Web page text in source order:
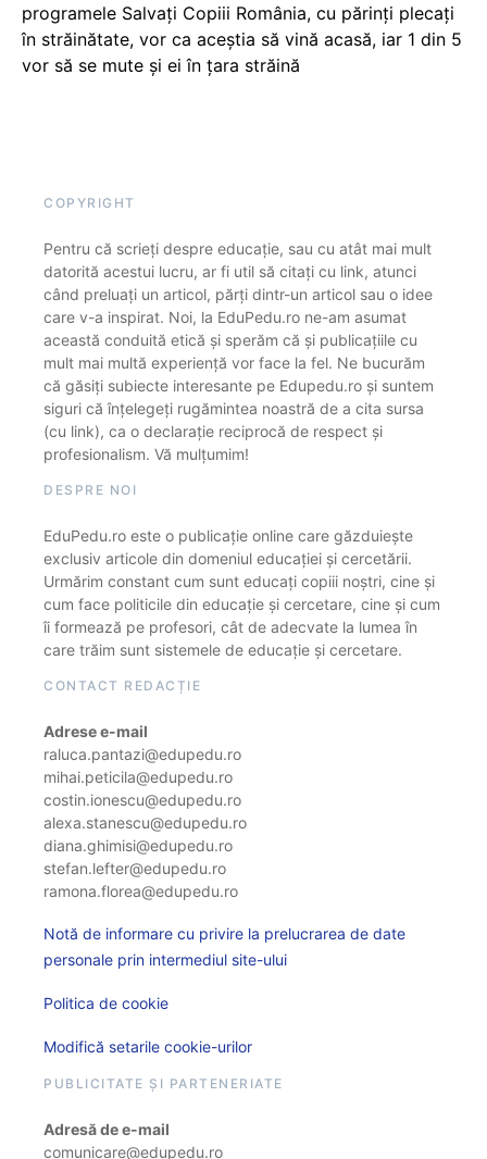
programele Salvați Copiii România, cu părinți plecați
în străinătate, vor ca aceștia să vină acasă, iar 1 din 5
vor să se mute și ei în țara străină
COPYRIGHT
Pentru că scrieți despre educație, sau cu atât mai mult
datorită acestui lucru, ar fi util să citați cu link, atunci
când preluați un articol, părți dintr-un articol sau o idee
care v-a inspirat. Noi, la EduPedu.ro ne-am asumat
această conduită etică și sperăm că și publicațiile cu
mult mai multă experiență vor face la fel. Ne bucurăm
că găsiți subiecte interesante pe Edupedu.ro și suntem
siguri că înțelegeți rugămintea noastră de a cita sursa
(cu link), ca o declarație reciprocă de respect și
profesionalism. Vă mulțumim!
DESPRE NOI
EduPedu.ro este o publicație online care găzduiește
exclusiv articole din domeniul educației și cercetării.
Urmărim constant cum sunt educați copiii noștri, cine și
cum face politicile din educație și cercetare, cine și cum
îi formează pe profesori, cât de adecvate la lumea în
care trăim sunt sistemele de educație și cercetare.
CONTACT REDACȚIE
Adrese e-mail
raluca.pantazi@edupedu.ro
mihai.peticila@edupedu.ro
costin.ionescu@edupedu.ro
alexa.stanescu@edupedu.ro
diana.ghimisi@edupedu.ro
stefan.lefter@edupedu.ro
ramona.florea@edupedu.ro
Notă de informare cu privire la prelucrarea de date
personale prin intermediul site-ului
Politica de cookie
Modifică setarile cookie-urilor
PUBLICITATE ȘI PARTENERIATE
Adresă de e-mail
comunicare@edupedu.ro